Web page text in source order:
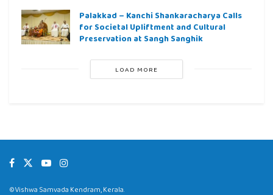
Palakkad – Kanchi Shankaracharya Calls
for Societal Upliftment and Cultural
Preservation at Sangh Sanghik
LOAD MORE
©Vishwa Samvada Kendram, Kerala.